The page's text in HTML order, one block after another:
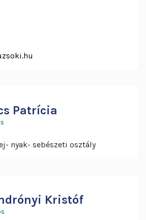
Patrícia
nyak- sebészeti osztály
Kristóf